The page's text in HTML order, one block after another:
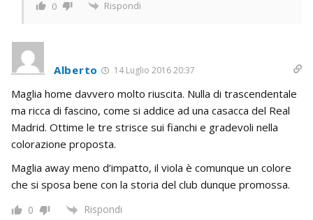
0 Rispondi
Alberto 14 Luglio 2016 20:37
Maglia home davvero molto riuscita. Nulla di trascendentale
ma ricca di fascino, come si addice ad una casacca del Real
Madrid. Ottime le tre strisce sui fianchi e gradevoli nella
colorazione proposta.
Maglia away meno d’impatto, il viola è comunque un colore
che si sposa bene con la storia del club dunque promossa.
0 Rispondi